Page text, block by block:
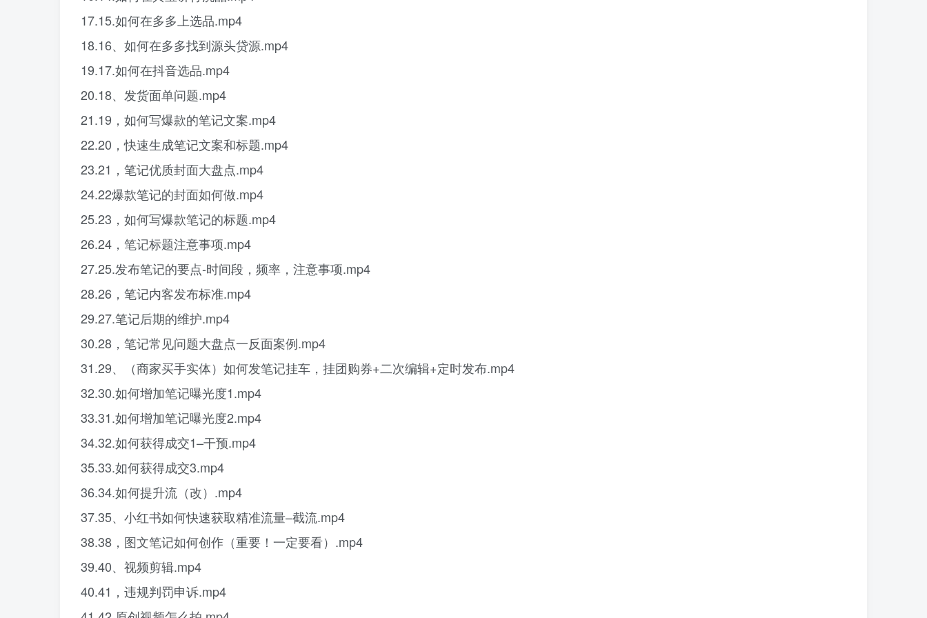
17.15.如何在多多上选品.mp4
18.16、如何在多多找到源头贷源.mp4
19.17.如何在抖音选品.mp4
20.18、发货面单问题.mp4
21.19，如何写爆款的笔记文案.mp4
22.20，快速生成笔记文案和标题.mp4
23.21，笔记优质封面大盘点.mp4
24.22爆款笔记的封面如何做.mp4
25.23，如何写爆款笔记的标题.mp4
26.24，笔记标题注意事项.mp4
27.25.发布笔记的要点-时间段，频率，注意事项.mp4
28.26，笔记内客发布标准.mp4
29.27.笔记后期的维护.mp4
30.28，笔记常见问题大盘点一反面案例.mp4
31.29、（商家买手实体）如何发笔记挂车，挂团购券+二次编辑+定时发布.mp4
32.30.如何增加笔记曝光度1.mp4
33.31.如何增加笔记曝光度2.mp4
34.32.如何获得成交1–干预.mp4
35.33.如何获得成交3.mp4
36.34.如何提升流（改）.mp4
37.35、小红书如何快速获取精准流量–截流.mp4
38.38，图文笔记如何创作（重要！一定要看）.mp4
39.40、视频剪辑.mp4
40.41，违规判罚申诉.mp4